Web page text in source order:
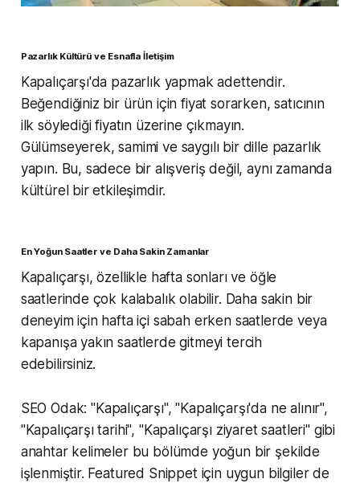
Pazarlık Kültürü ve Esnafla İletişim
Kapalıçarşı'da pazarlık yapmak adettendir.
Beğendiğiniz bir ürün için fiyat sorarken, satıcının
ilk söylediği fiyatın üzerine çıkmayın.
Gülümseyerek, samimi ve saygılı bir dille pazarlık
yapın. Bu, sadece bir alışveriş değil, aynı zamanda
kültürel bir etkileşimdir.
En Yoğun Saatler ve Daha Sakin Zamanlar
Kapalıçarşı, özellikle hafta sonları ve öğle
saatlerinde çok kalabalık olabilir. Daha sakin bir
deneyim için hafta içi sabah erken saatlerde veya
kapanışa yakın saatlerde gitmeyi tercih
edebilirsiniz.
SEO Odak: "Kapalıçarşı", "Kapalıçarşı'da ne alınır",
"Kapalıçarşı tarihi", "Kapalıçarşı ziyaret saatleri" gibi
anahtar kelimeler bu bölümde yoğun bir şekilde
işlenmiştir. Featured Snippet için uygun bilgiler de